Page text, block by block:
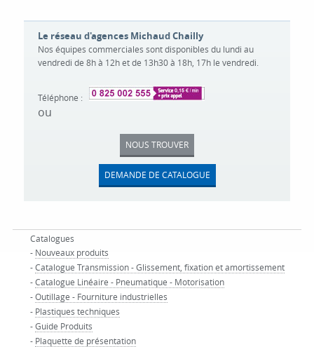
Le réseau d'agences Michaud Chailly
Nos équipes commerciales sont disponibles du lundi au
vendredi de 8h à 12h et de 13h30 à 18h, 17h le vendredi.
Téléphone :
ou
NOUS TROUVER
DEMANDE DE CATALOGUE
Catalogues
- Nouveaux produits
-Catalogue Transmission - Glissement, fixation et amortissement
-Catalogue Linéaire - Pneumatique - Motorisation
-Outillage - Fourniture industrielles
- Plastiques techniques
-Guide Produits
- Plaquette de présentation